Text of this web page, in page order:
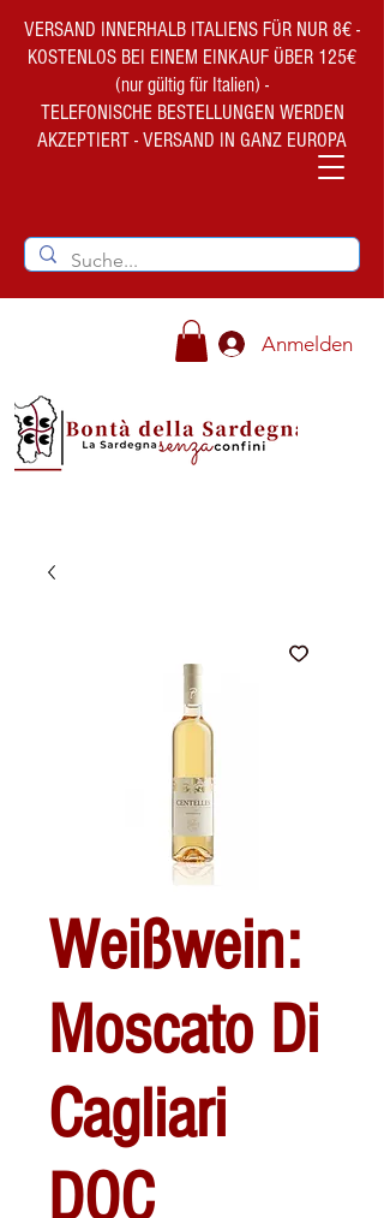
VERSAND INNERHALB ITALIENS FÜR NUR 8€ -
KOSTENLOS BEI EINEM EINKAUF ÜBER 125€
(nur gültig für Italien) -
TELEFONISCHE BESTELLUNGEN WERDEN
AKZEPTIERT - VERSAND IN GANZ EUROPA
Anmelden
Weißwein:
Moscato Di
Cagliari
DOC